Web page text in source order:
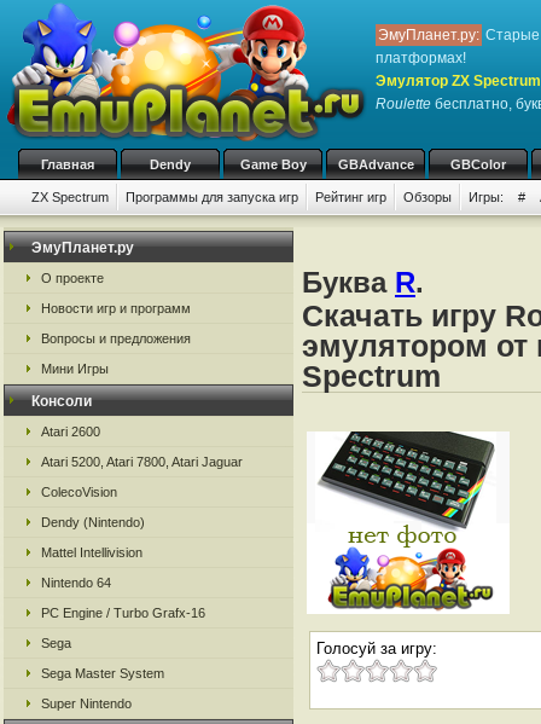
ЭмуПланет.ру: Старые
платформах!
Эмулятор ZX
Roulette бесплатно,
Главная Dendy Game Boy GBAdvance GBColor
ZX Spectrum Программы для запуска игр Рейтинг игр Обзоры Игры: #
ЭмуПланет.ру
О проекте
Новости игр и программ
Вопросы и предложения
Мини Игры
Консоли
Atari 2600
Atari 5200, Atari 7800, Atari Jaguar
ColecoVision
Dendy (Nintendo)
Mattel Intellivision
Nintendo 64
PC Engine / Turbo Grafx-16
Sega
Sega Master System
Super Nintendo
Буква R.
Скачать игру
эмулятором от
Spectrum
Голосуй за игру: